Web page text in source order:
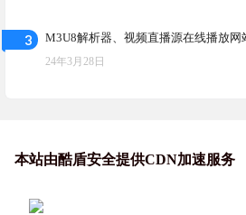
3 M3U8解析器、视频直播源在线播放网
24年3月28日
本站由酷盾安全提供CDN加速服务